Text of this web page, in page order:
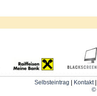
Selbsteintrag Kontakt
©